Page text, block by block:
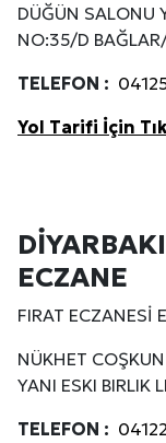
DÜĞÜN SALONU
NO:35/D
TELEFON :
Yol Tarifi İçin
ECZANE
FIRAT ECZANESİ
NÜKHET
YANI ESKI BIRLIK
TELEFON :